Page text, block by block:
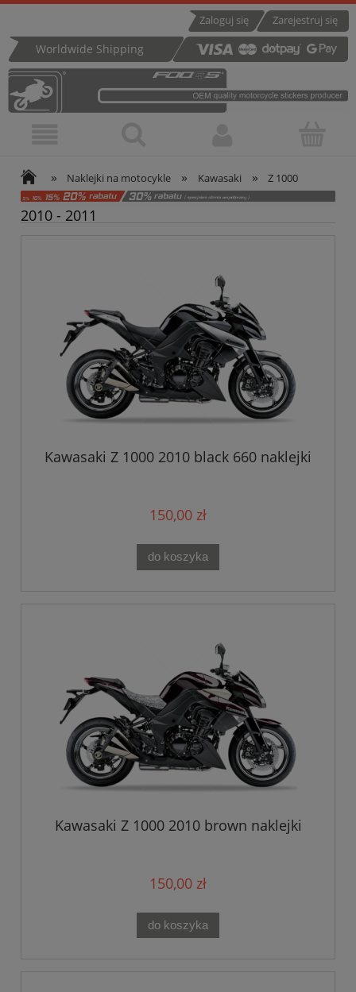
Zarejestruj się
Zaloguj się
Worldwide Shipping
» Naklejki na motocykle » Kawasaki » Z 1000
2010 - 2011
Kawasaki Z 1000 2010 black 660 naklejki
150,00 zł
do koszyka
Kawasaki Z 1000 2010 brown naklejki
150,00 zł
do koszyka